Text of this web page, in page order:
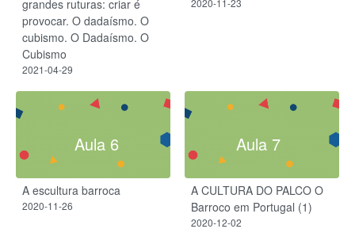
grandes ruturas: criar é
provocar. ​O dadaísmo. O
cubismo. O Dadaísmo.​ O
Cubismo​
2021-04-29
Aula 6
A escultura barroca
2020-11-26
Aula 7
A CULTURA DO PALCO O
Barroco em Portugal (1)
2020-12-02